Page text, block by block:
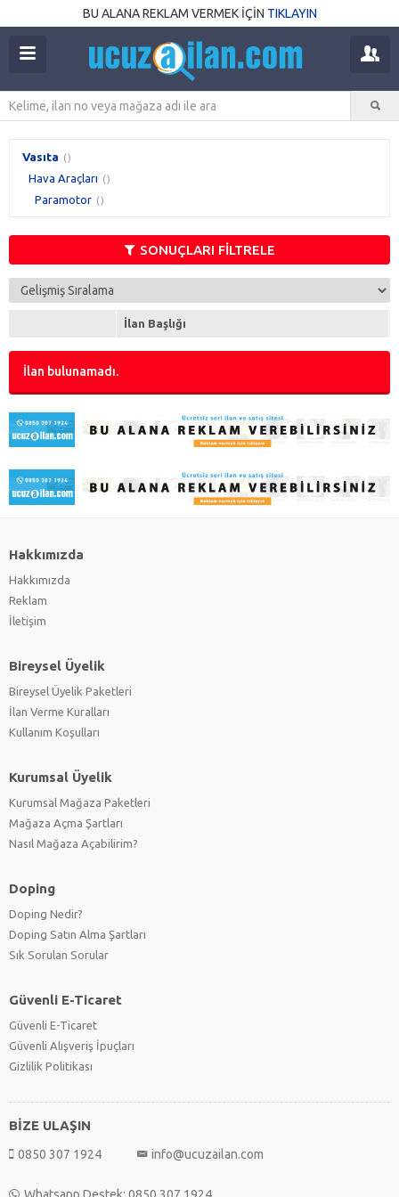
BU ALANA REKLAM VERMEK İÇİN TIKLAYIN
Vasıta ()
Hava Araçları ()
Paramotor ()
SONUÇLARI FİLTRELE
İlan Başlığı
İlan bulunamadı.
Hakkımızda
Hakkımızda
Reklam
İletişim
Bireysel Üyelik
Bireysel Üyelik Paketleri
İlan Verme Kuralları
Kullanım Koşulları
Kurumsal Üyelik
Kurumsal Mağaza Paketleri
Mağaza Açma Şartları
Nasıl Mağaza Açabilirim?
Doping
Doping Nedir?
Doping Satın Alma Şartları
Sık Sorulan Sorular
Güvenli E-Ticaret
Güvenli E-Ticaret
Güvenli Alışveriş İpuçları
Gizlilik Politikası
BİZE ULAŞIN
0850 307 1924 info@ucuzailan.com